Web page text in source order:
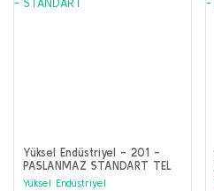
Yüksel Endüstriyel - 201 -
PASLANMAZ STANDART TEL
RAF - STANDART
Yüksel Endüstriyel